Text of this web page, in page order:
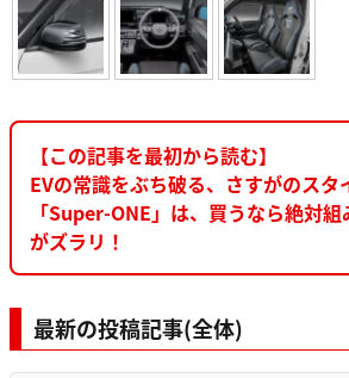
【この記事を最初から読む】
EVの常識をぶち破る、さすがのスタ
「Super-ONE」は、買うなら絶対
がズラリ！
最新の投稿記事(全体)